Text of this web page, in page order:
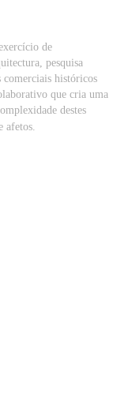
de
pesquisa
comerciais históricos
que cria uma
destes
afetos.